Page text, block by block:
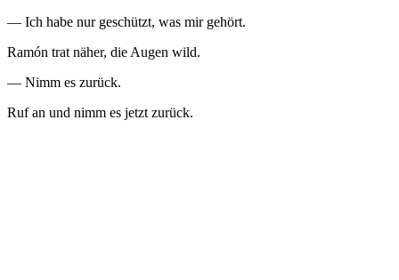
— Ich habe nur geschützt, was mir gehört.
Ramón trat näher, die Augen wild.
— Nimm es zurück.
Ruf an und nimm es jetzt zurück.